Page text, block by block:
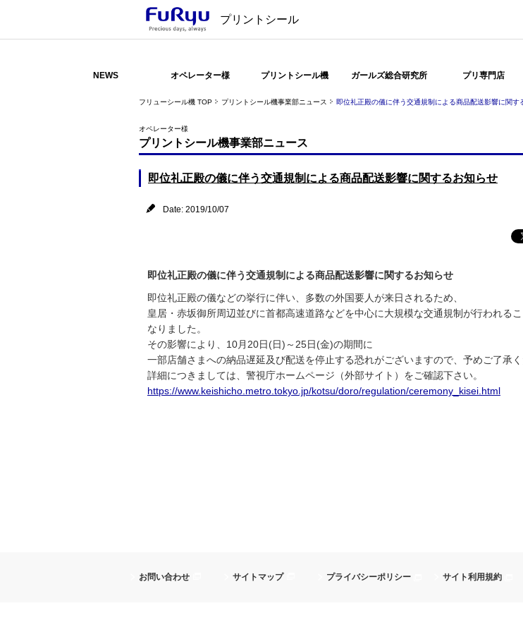
プリントシール
NEWS オペレーター様 プリントシール機 ガールズ総合研究所 プリ専門店
フリューシール機 TOP プリントシール機事業部ニュース 即位礼正殿の儀に伴う交通規制による商品配送影響に関す
オペレーター様
プリントシール機事業部ニュース
即位礼正殿の儀に伴う交通規制による商品配送影響に関するお知らせ
Date: 2019/10/07
即位礼正殿の儀に伴う交通規制による商品配送影響に関するお知らせ
即位礼正殿の儀などの挙行に伴い、多数の外国要人が来日されるため、
皇居・赤坂御所周辺並びに首都高速道路などを中心に大規模な交通規制が行われるこ
なりました。
その影響により、10月20日(日)～25日(金)の期間に
一部店舗さまへの納品遅延及び配送を停止する恐れがございますので、予めご了承く
詳細につきましては、警視庁ホームページ（外部サイト）をご確認下さい。
https://www.keishicho.metro.tokyo.jp/kotsu/doro/regulation/ceremony_kisei.html
お問い合わせ サイトマップ プライバシーポリシー サイト利用規約